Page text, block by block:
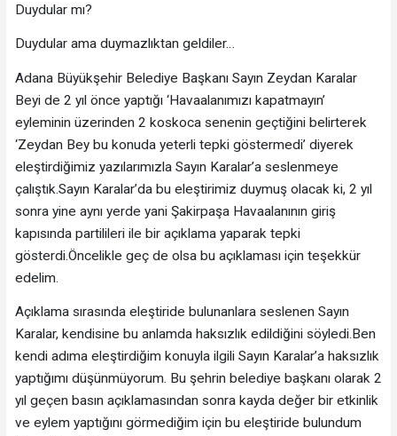
Duydular mı?
Duydular ama duymazlıktan geldiler…
Adana Büyükşehir Belediye Başkanı Sayın Zeydan Karalar
Beyi de 2 yıl önce yaptığı ‘Havaalanımızı kapatmayın’
eyleminin üzerinden 2 koskoca senenin geçtiğini belirterek
‘Zeydan Bey bu konuda yeterli tepki göstermedi’ diyerek
eleştirdiğimiz yazılarımızla Sayın Karalar’a seslenmeye
çalıştık.Sayın Karalar’da bu eleştirimiz duymuş olacak ki, 2 yıl
sonra yine aynı yerde yani Şakirpaşa Havaalanının giriş
kapısında partilileri ile bir açıklama yaparak tepki
gösterdi.Öncelikle geç de olsa bu açıklaması için teşekkür
edelim.
Açıklama sırasında eleştiride bulunanlara seslenen Sayın
Karalar, kendisine bu anlamda haksızlık edildiğini söyledi.Ben
kendi adıma eleştirdiğim konuyla ilgili Sayın Karalar’a haksızlık
yaptığımı düşünmüyorum. Bu şehrin belediye başkanı olarak 2
yıl geçen basın açıklamasından sonra kayda değer bir etkinlik
ve eylem yaptığını görmediğim için bu eleştiride bulundum